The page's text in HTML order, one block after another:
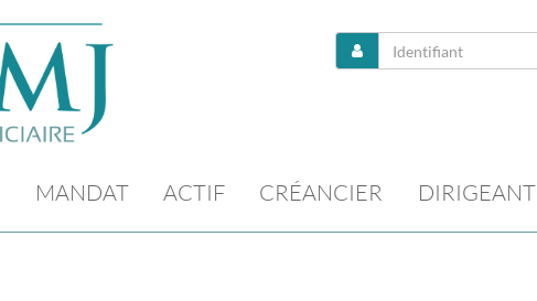
MANDAT ACTIF CRÉANCIER DIRIGEANT